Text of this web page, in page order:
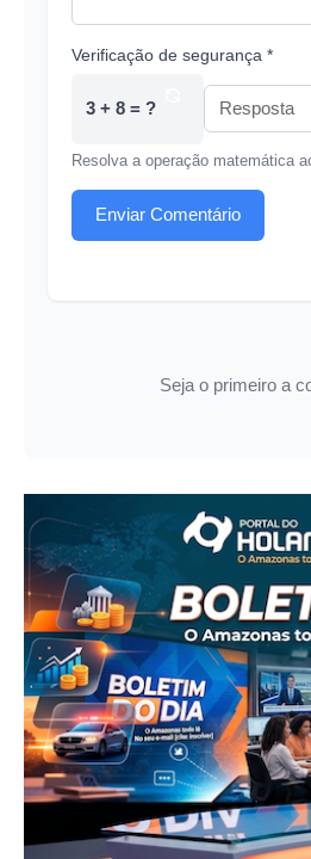
Verificação de segurança *
3 + 8 = ?
Resolva a operação matemática
Enviar Comentário
Seja o primeiro a